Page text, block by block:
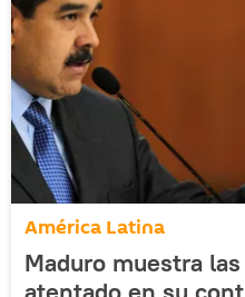
América Latina
Maduro muestra